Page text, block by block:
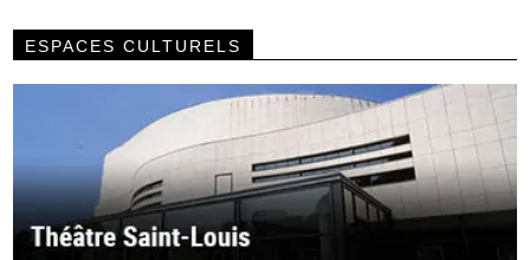
ESPACES CULTURELS